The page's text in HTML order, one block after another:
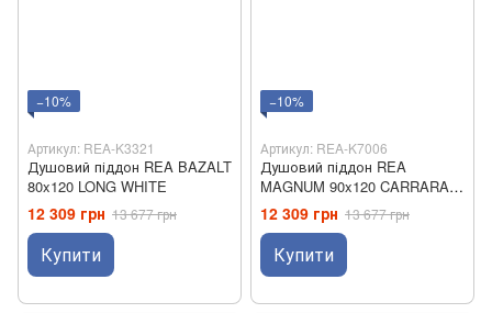
−10%
Артикул: REA-K3321
Душовий піддон REA BAZALT
80x120 LONG WHITE
12 309 грн 13 677 грн
Купити
−10%
Артикул: REA-K7006
Душовий піддон REA
MAGNUM 90x120 CARRARA
WHITE
12 309 грн 13 677 грн
Купити